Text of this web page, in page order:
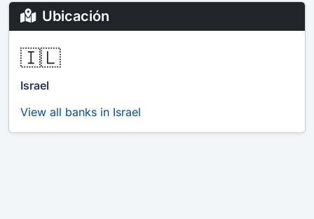
Ubicación
🇮🇱
Israel
View all banks in Israel